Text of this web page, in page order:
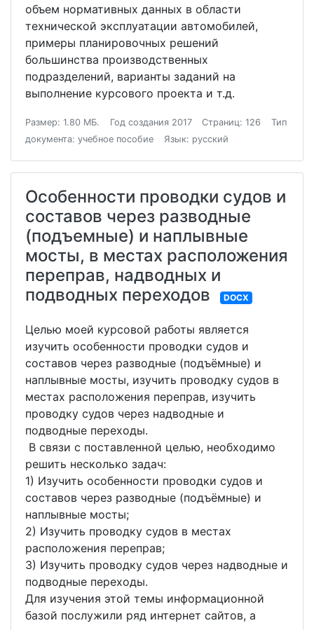
объем нормативных данных в области
технической эксплуатации автомобилей,
примеры планировочных решений
большинства производственных
подразделений, варианты заданий на
выполнение курсового проекта и т.д.
Размер: 1.80 МБ. Год создания 2017 Страниц: 126
Тип
документа: учебное пособие
Язык: русский
Особенности проводки судов и
составов через разводные
(подъемные) и наплывные
мосты, в местах расположения
переправ, надводных и
подводных переходов
DOCX
Целью моей курсовой работы является
изучить особенности проводки судов и
составов через разводные (подъёмные) и
наплывные мосты, изучить проводку судов в
местах расположения переправ, изучить
проводку судов через надводные и
подводные переходы.
В связи с поставленной целью, необходимо
решить несколько задач:
1) Изучить особенности проводки судов и
составов через разводные (подъёмные) и
наплывные мосты;
2) Изучить проводку судов в местах
расположения переправ;
3) Изучить проводку судов через надводные и
подводные переходы.
Для изучения этой темы информационной
базой послужили ряд интернет сайтов, а